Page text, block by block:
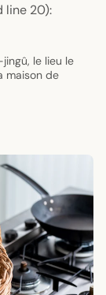
line 20):
le lieu le
maison de